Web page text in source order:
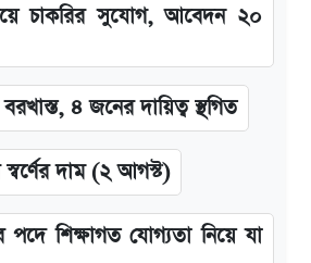
চাকরির সুযোগ, আবেদন ২০
৪ জনের দায়িত্ব স্থগিত
দাম (২ আগস্ট)
পদে শিক্ষাগত যোগ্যতা নিয়ে যা